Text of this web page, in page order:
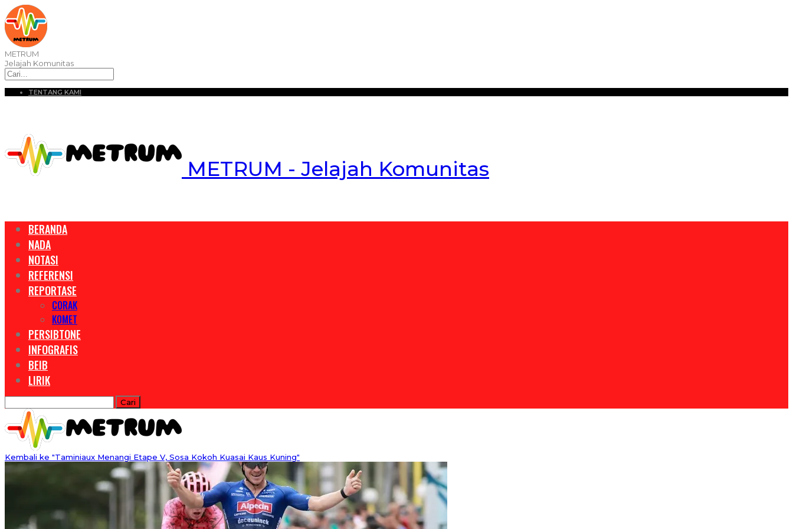
METRUM
Jelajah Komunitas
TENTANG KAMI
METRUM - Jelajah Komunitas
BERANDA
NADA
NOTASI
REFERENSI
REPORTASE
CORAK
KOMET
PERSIBTONE
INFOGRAFIS
BEIB
LIRIK
Kembali ke "Taminiaux Menangi Etape V, Sosa Kokoh Kuasai Kaus Kuning"